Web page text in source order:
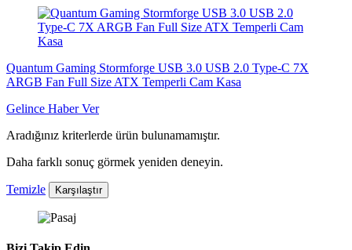
Quantum Gaming Stormforge USB 3.0 USB 2.0 Type-C 7X
ARGB Fan Full Size ATX Temperli Cam Kasa
Gelince Haber Ver
Aradığınız kriterlerde ürün bulunamamıştır.
Daha farklı sonuç görmek yeniden deneyin.
Temizle Karşılaştır